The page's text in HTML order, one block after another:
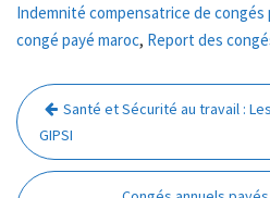
Indemnité compensatrice de congés
congé payé maroc, Report des
Navigation
de
l’article
Santé et Sécurité au travail :
GIPSI